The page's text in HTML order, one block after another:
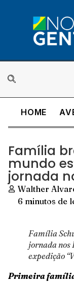
HOME
Família
mundo
jornada
Walther
6 minutos de
Família
jornada nos
expedição
Primeira